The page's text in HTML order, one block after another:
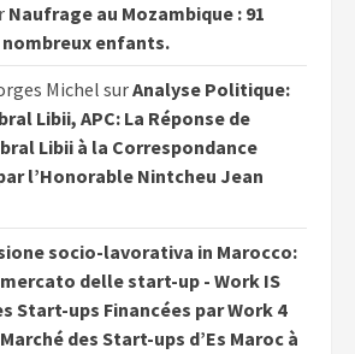
Naufrage au Mozambique : 91
enfants.
Michel surAnalyse Politique:
Libii, APC: La Réponse de
Libii à la Correspondance
l’Honorable Nintcheu Jean
socio-lavorativa in Marocco:
delle start-up - Work IS
Start-ups Financées par Work 4
des Start-ups d’Es Maroc à